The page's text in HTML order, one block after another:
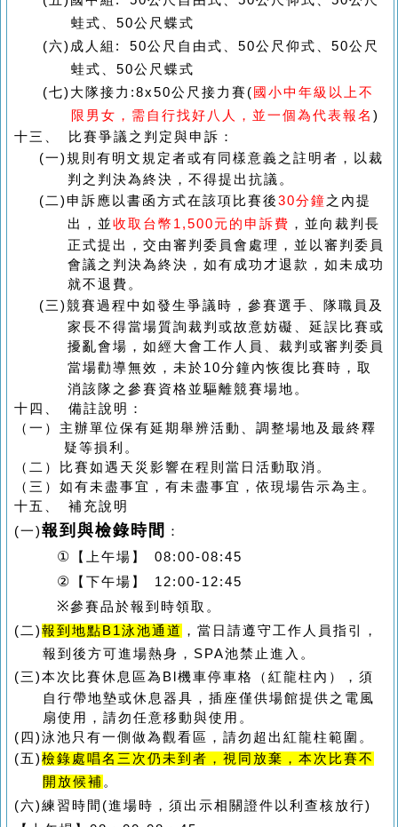
蛙式、 50公尺蝶式
(六) 成人組 : 50公尺自由式、 50公尺仰式、 50公尺
蛙式、 50公尺蝶式
(七) 大隊接力 :8x50公尺接力賽 ( 國小中年級以上不
限男女，需自行找好八人，並一個為代表報名 )
十三、 比賽爭議之判定與申訴：
(一) 規則有明文規定者或有同樣意義之註明者，以裁
判之判決為終決，不得提出抗議。
(二) 申訴應以書函方式在該項比賽後30分鐘之內提
出，並收取台幣 1,500元的申訴費 ，並向裁判長
正式提出，交由審判委員會處理，並以審判委員
會議之判決為終決，如有成功才退款，如未成功
就不退費。
(三)競賽過程中如發生爭議時，參賽選手、隊職員及
家長不得當場質詢裁判或故意妨礙、延誤比賽或
擾亂會場，如經大會工作人員、裁判或審判委員
當場勸導無效，未於10分鐘內恢復比賽時，取
消該隊之參賽資格並驅離競賽場地。
十四、 備註說明：
（一）主辦單位保有延期舉辨活動、調整場地及最終釋
疑等損利。
（二）比賽如遇天災影響在程則當日活動取消。
（三）如有未盡事宜，有未盡事宜，依現場告示為主。
十五、 補充說明
(一)報到與檢錄時間 ：
① 【上午場】 08:00-08:45
② 【下午場】 12:00-12:45
※參賽品於報到時領取。
(二)報到地點B1泳池通道 ，當日請遵守工作人員指引，
報到後方可進場熱身， SPA池禁止進入。
(三)本次比賽休息區為 Bl 機車停車格（紅龍柱內），須
自行帶地墊或休息器具，插座僅供場館提供之電風
扇使用，請勿任意移動與使用。
(四)泳池只有一側做為觀看區，請勿超出紅龍柱範圍。
(五)檢錄處 唱名三次仍未到者，視同放棄，本次比賽不
開放候補 。
(六)練習時間 (進場時，須出示相關證件以利查核放行)